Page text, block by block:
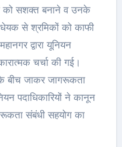
को सशक्त बनाने व उनके
से श्रमिकों को काफी
द्वारा यूनियन
चर्चा की गई।
के बीच जाकर जागरूकता
पदाधिकारियों ने कानून
संबंधी सहयोग का